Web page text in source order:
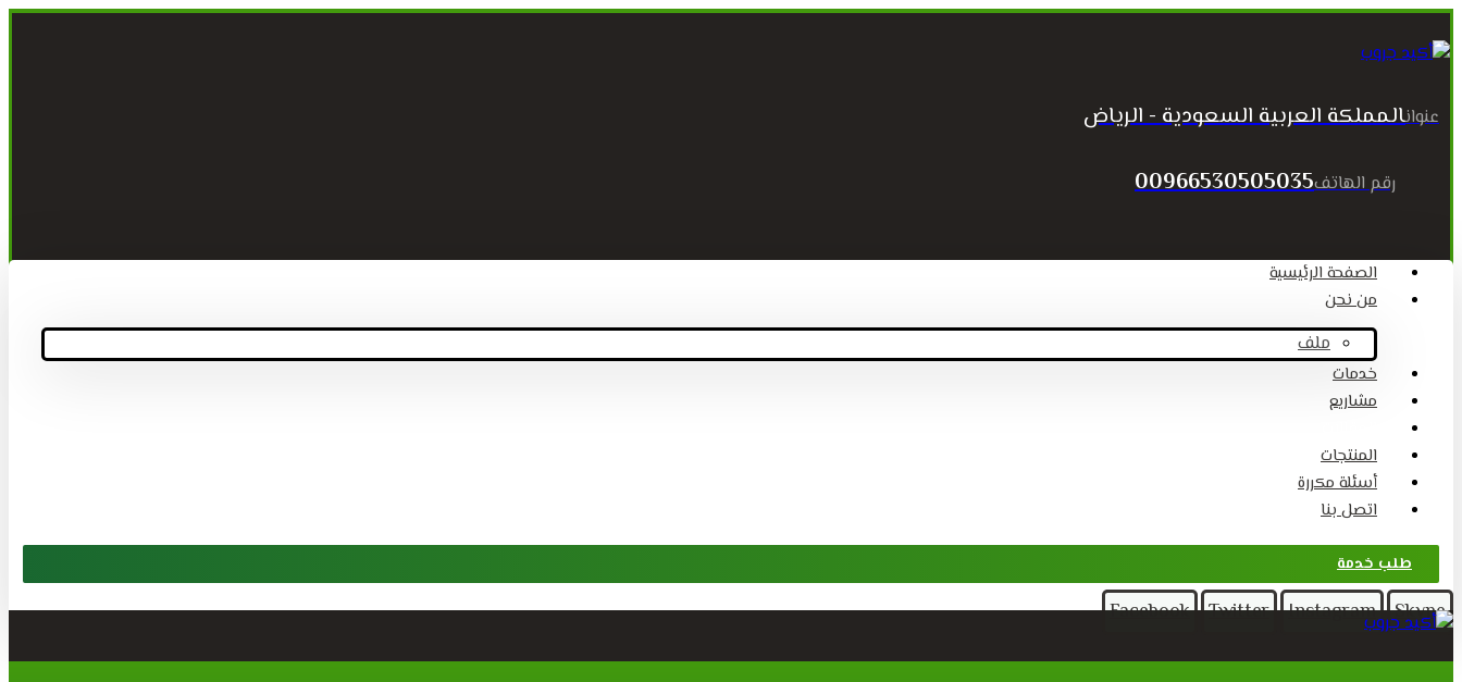
عنوانالمملكة العربية السعودية - الرياض
رقم الهاتف00966530505035
الصفحة الرئيسية
من نحن
ملف
خدمات
مشاريع
المنتجات
أسئلة مكررة
اتصل بنا
طلب خدمة
Facebook Twitter Instagram Skype